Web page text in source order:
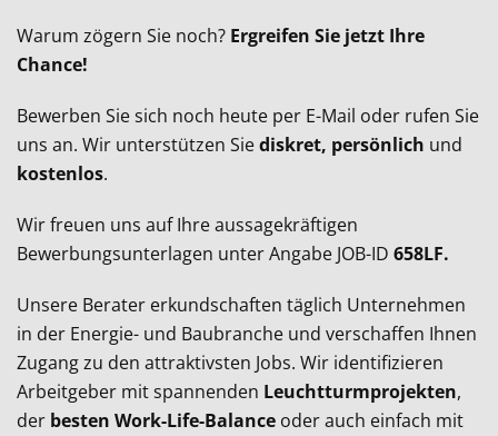
Warum zögern Sie noch? Ergreifen Sie jetzt Ihre
Chance!
Bewerben Sie sich noch heute per E-Mail oder rufen Sie
uns an. Wir unterstützen Siediskret, persönlich und
kostenlos.
Wir freuen uns auf Ihre aussagekräftigen
Bewerbungsunterlagen unter Angabe JOB-ID 658LF.
Unsere Berater erkundschaften täglich Unternehmen
in der Energie- und Baubranche und verschaffen Ihnen
Zugang zu den attraktivsten Jobs. Wir identifizieren
Arbeitgeber mit spannenden Leuchtturmprojekten,
der besten Work-Life-Balance oder auch einfach mit